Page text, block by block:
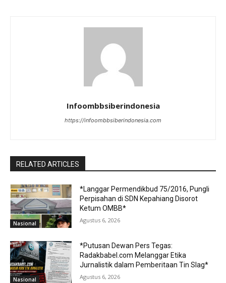
Infoombbsiberindonesia
https://infoombbsiberindonesia.com
RELATED ARTICLES
Nasional
*Langgar Permendikbud 75/2016, Pungli
Perpisahan di SDN Kepahiang Disorot
Ketum OMBB*
Agustus 6, 2026
Nasional
*Putusan Dewan Pers Tegas:
Radakbabel.com Melanggar Etika
Jurnalistik dalam Pemberitaan Tin Slag*
Agustus 6, 2026